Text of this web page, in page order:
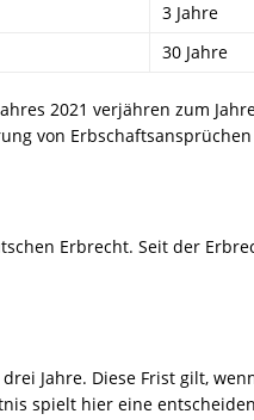
3 Jahre
30 Jahre
2021 verjähren zum
von
Erbrecht. Seit der
Jahre. Diese Frist gilt,
spielt hier eine